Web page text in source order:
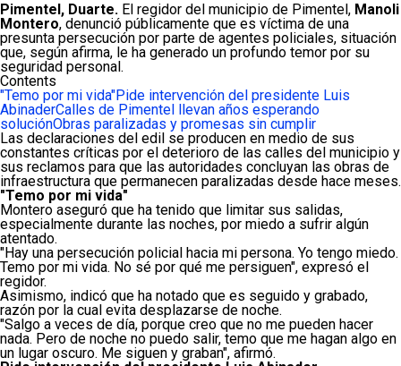
Pimentel, Duarte. El regidor del municipio de Pimentel, Manoli
Montero, denunció públicamente que es víctima de una
presunta persecución por parte de agentes policiales, situación
que, según afirma, le ha generado un profundo temor por su
seguridad personal.
Contents
"Temo por mi vida"Pide intervención del presidente Luis
AbinaderCalles de Pimentel llevan años esperando
soluciónObras paralizadas y promesas sin cumplir
Las declaraciones del edil se producen en medio de sus
constantes críticas por el deterioro de las calles del municipio y
sus reclamos para que las autoridades concluyan las obras de
infraestructura que permanecen paralizadas desde hace meses.
"Temo por mi vida"
Montero aseguró que ha tenido que limitar sus salidas,
especialmente durante las noches, por miedo a sufrir algún
atentado.
"Hay una persecución policial hacia mi persona. Yo tengo miedo.
Temo por mi vida. No sé por qué me persiguen", expresó el
regidor.
Asimismo, indicó que ha notado que es seguido y grabado,
razón por la cual evita desplazarse de noche.
"Salgo a veces de día, porque creo que no me pueden hacer
nada. Pero de noche no puedo salir, temo que me hagan algo en
un lugar oscuro. Me siguen y graban", afirmó.